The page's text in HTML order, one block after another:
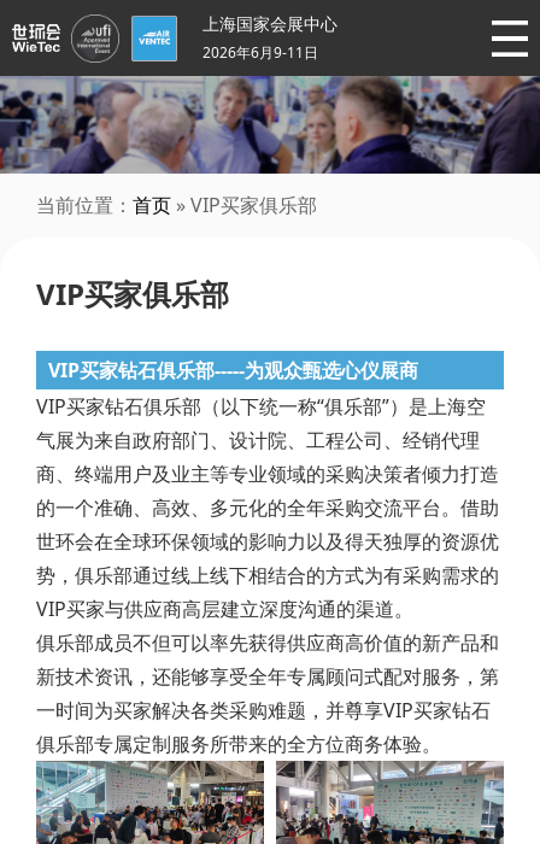
上海国家会展中心
2026年6月9-11日
当前位置： 首页 » VIP买家俱乐部
VIP买家俱乐部
VIP买家钻石俱乐部-----为观众甄选心仪展商
VIP买家钻石俱乐部（以下统一称“俱乐部”）是上海空
气展为来自政府部门、设计院、工程公司、经销代理
商、终端用户及业主等专业领域的采购决策者倾力打造
的一个准确、高效、多元化的全年采购交流平台。借助
世环会在全球环保领域的影响力以及得天独厚的资源优
势，俱乐部通过线上线下相结合的方式为有采购需求的
VIP买家与供应商高层建立深度沟通的渠道。
俱乐部成员不但可以率先获得供应商高价值的新产品和
新技术资讯，还能够享受全年专属顾问式配对服务，第
一时间为买家解决各类采购难题，并尊享VIP买家钻石
俱乐部专属定制服务所带来的全方位商务体验。